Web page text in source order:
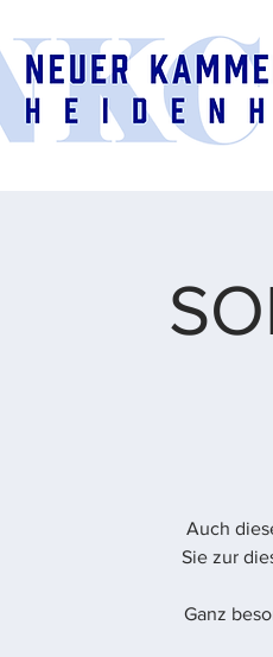
Auch
Sie zur
Ganz